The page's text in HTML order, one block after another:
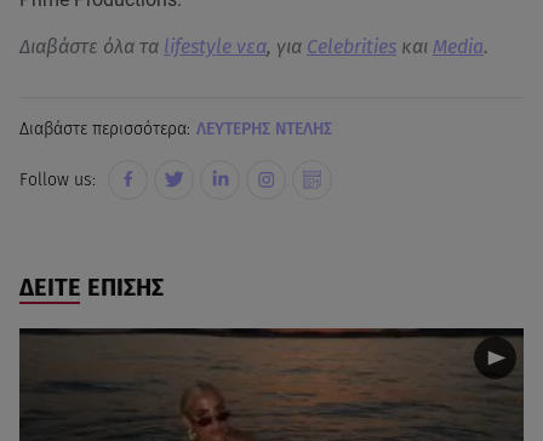
Διαβάστε όλα τα lifestyle νεα, για Celebrities και Media.
Διαβάστε περισσότερα: ΛΕΥΤΕΡΗΣ ΝΤΕΛΗΣ
Follow us:
ΔΕΙΤΕ ΕΠΙΣΗΣ